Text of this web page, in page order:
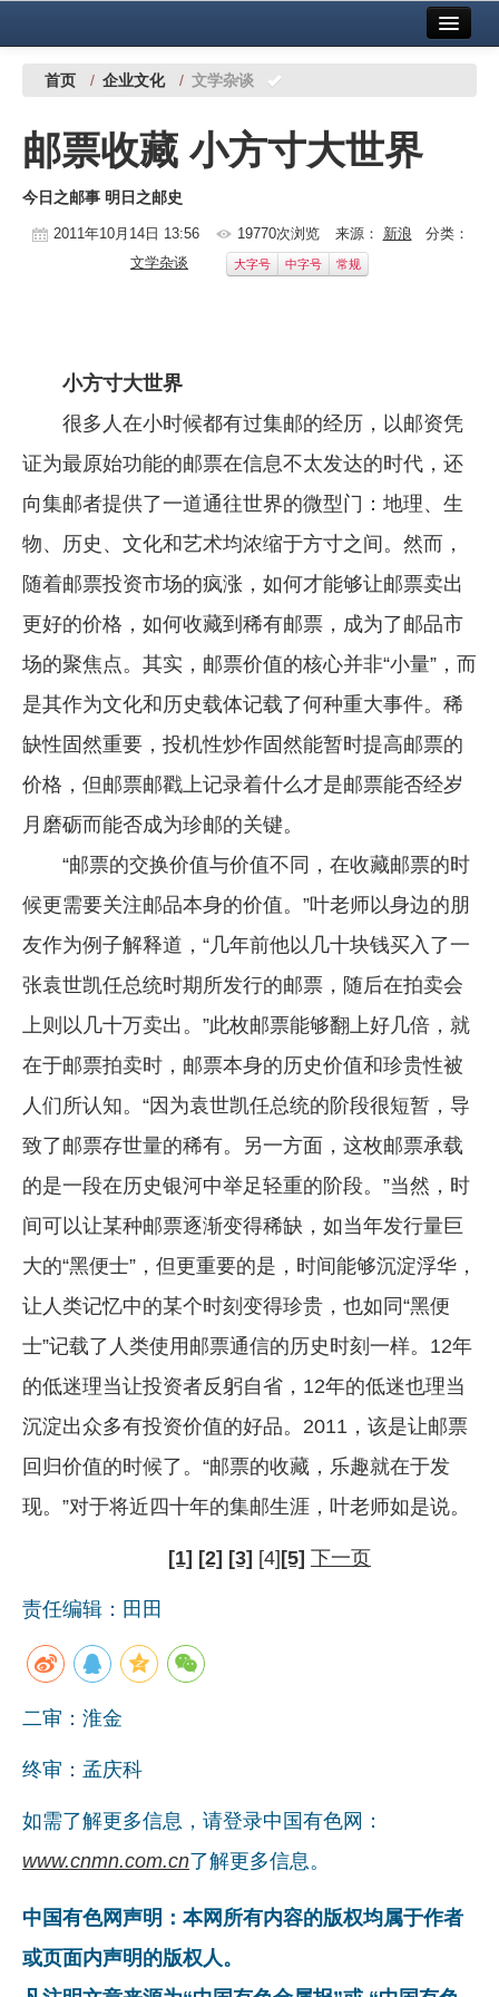
中国有色金属报社主办 广告服务
铜镍铅锌
铝
镁钛
地矿 建设
《资源再生》杂志
行情报价
数字报
首页 / 企业文化 / 文学杂谈
邮票收藏 小方寸大世界
今日之邮事 明日之邮史
2011年10月14日 13:56 19770次浏览 来源： 新浪 分类：
文学杂谈
大字号 中字号 常规
小方寸大世界
很多人在小时候都有过集邮的经历，以邮资凭
证为最原始功能的邮票在信息不太发达的时代，还
向集邮者提供了一道通往世界的微型门：地理、生
物、历史、文化和艺术均浓缩于方寸之间。然而，
随着邮票投资市场的疯涨，如何才能够让邮票卖出
更好的价格，如何收藏到稀有邮票，成为了邮品市
场的聚焦点。其实，邮票价值的核心并非“小量”，而
是其作为文化和历史载体记载了何种重大事件。稀
缺性固然重要，投机性炒作固然能暂时提高邮票的
价格，但邮票邮戳上记录着什么才是邮票能否经岁
月磨砺而能否成为珍邮的关键。
“邮票的交换价值与价值不同，在收藏邮票的时
候更需要关注邮品本身的价值。”叶老师以身边的朋
友作为例子解释道，“几年前他以几十块钱买入了一
张袁世凯任总统时期所发行的邮票，随后在拍卖会
上则以几十万卖出。”此枚邮票能够翻上好几倍，就
在于邮票拍卖时，邮票本身的历史价值和珍贵性被
人们所认知。“因为袁世凯任总统的阶段很短暂，导
致了邮票存世量的稀有。另一方面，这枚邮票承载
的是一段在历史银河中举足轻重的阶段。”当然，时
间可以让某种邮票逐渐变得稀缺，如当年发行量巨
大的“黑便士”，但更重要的是，时间能够沉淀浮华，
让人类记忆中的某个时刻变得珍贵，也如同“黑便
士”记载了人类使用邮票通信的历史时刻一样。12年
的低迷理当让投资者反躬自省，12年的低迷也理当
沉淀出众多有投资价值的好品。2011，该是让邮票
回归价值的时候了。“邮票的收藏，乐趣就在于发
现。”对于将近四十年的集邮生涯，叶老师如是说。
[1] [2] [3] [4][5] 下一页
责任编辑：田田
二审：淮金
终审：孟庆科
如需了解更多信息，请登录中国有色网：
www.cnmn.com.cn了解更多信息。
中国有色网声明：本网所有内容的版权均属于作者
或页面内声明的版权人。